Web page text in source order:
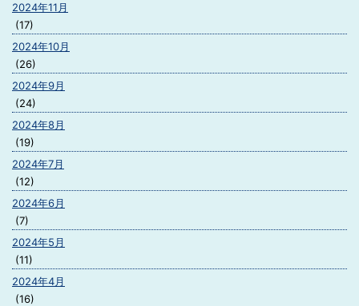
2024年11月
(17)
2024年10月
(26)
2024年9月
(24)
2024年8月
(19)
2024年7月
(12)
2024年6月
(7)
2024年5月
(11)
2024年4月
(16)